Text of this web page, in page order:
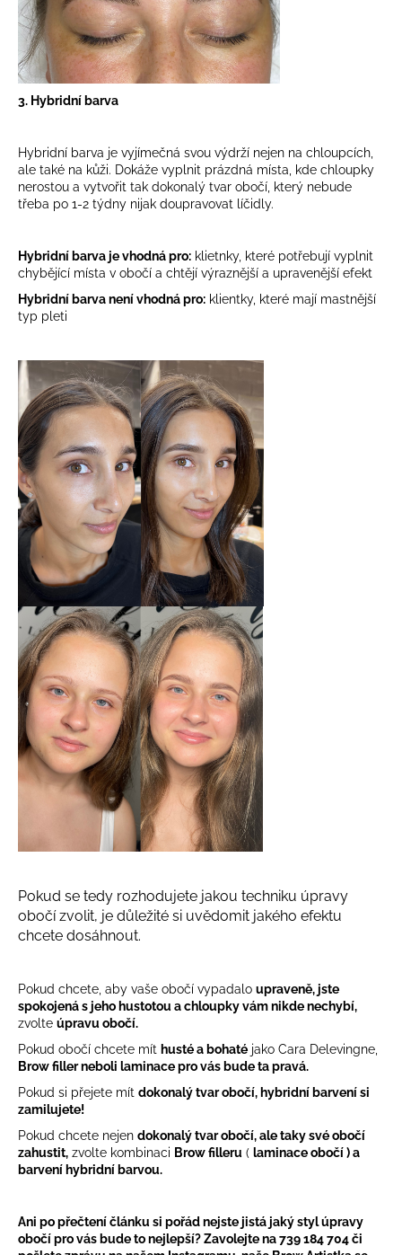
3. Hybridní barva
Hybridní barva je vyjímečná svou výdrží nejen na chloupcích,
ale také na kůži. Dokáže vyplnit prázdná místa, kde chloupky
nerostou a vytvořit tak dokonalý tvar obočí, který nebude
třeba po 1-2 týdny nijak doupravovat líčidly.
Hybridní barva je vhodná pro: klietnky, které potřebují vyplnit
chybějící místa v obočí a chtějí výraznější a upravenější efekt
Hybridní barva není vhodná pro: klientky, které mají mastnější
typ pleti
Pokud se tedy rozhodujete jakou techniku úpravy
obočí zvolit, je důležité si uvědomit jakého efektu
chcete dosáhnout.
Pokud chcete, aby vaše obočí vypadalo upraveně, jste
spokojená s jeho hustotou a chloupky vám nikde nechybí,
zvolte úpravu obočí.
Pokud obočí chcete mít husté a bohaté jako Cara Delevingne,
Brow filler neboli laminace pro vás bude ta pravá.
Pokud si přejete mít dokonalý tvar obočí, hybridní barvení si
zamilujete!
Pokud chcete nejen dokonalý tvar obočí, ale taky své obočí
zahustit, zvolte kombinaci Brow filleru ( laminace obočí ) a
barvení hybridní barvou.
Ani po přečtení článku si pořád nejste jistá jaký styl úpravy
obočí pro vás bude to nejlepší? Zavolejte na 739 184 704 či